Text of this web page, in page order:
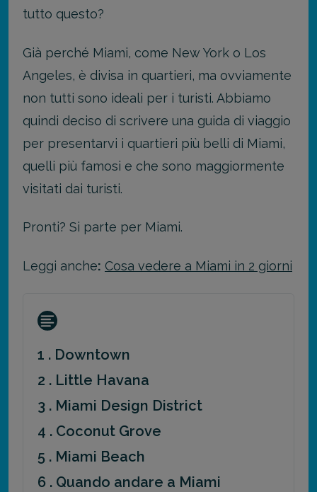
tutto questo?
Già perché Miami, come New York o Los
Angeles, è divisa in quartieri, ma ovviamente
non tutti sono ideali per i turisti. Abbiamo
quindi deciso di scrivere una guida di viaggio
per presentarvi i quartieri più belli di Miami,
quelli più famosi e che sono maggiormente
visitati dai turisti.
Pronti? Si parte per Miami.
Leggi anche: Cosa vedere a Miami in 2 giorni
1 . Downtown
2 . Little Havana
3 . Miami Design District
4 . Coconut Grove
5 . Miami Beach
6 . Quando andare a Miami